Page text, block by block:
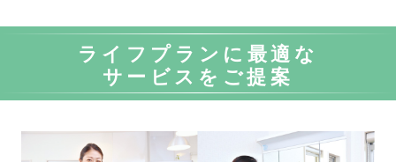
ライフプランに最適な
サービスをご提案